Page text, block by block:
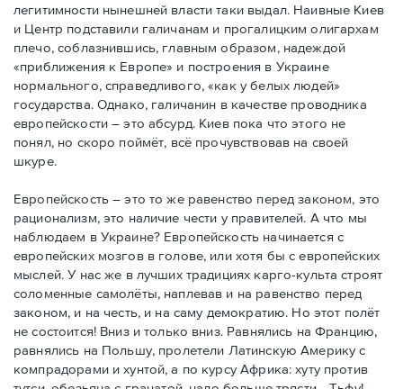
легитимности нынешней власти таки выдал. Наивные Киев
и Центр подставили галичанам и прогалицким олигархам
плечо, соблазнившись, главным образом, надеждой
«приближения к Европе» и построения в Украине
нормального, справедливого, «как у белых людей»
государства. Однако, галичанин в качестве проводника
европейскости – это абсурд. Киев пока что этого не
понял, но скоро поймёт, всё прочувствовав на своей
шкуре.
Европейскость – это то же равенство перед законом, это
рационализм, это наличие чести у правителей. А что мы
наблюдаем в Украине? Европейскость начинается с
европейских мозгов в голове, или хотя бы с европейских
мыслей. У нас же в лучших традициях карго-культа строят
соломенные самолёты, наплевав и на равенство перед
законом, и на честь, и на саму демократию. Но этот полёт
не состоится! Вниз и только вниз. Равнялись на Францию,
равнялись на Польшу, пролетели Латинскую Америку с
компрадорами и хунтой, а по курсу Африка: хуту против